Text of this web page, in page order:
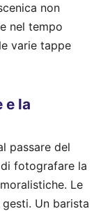
non
nel tempo
varie tappe
e la
passare del
fotografare la
Le
Un barista